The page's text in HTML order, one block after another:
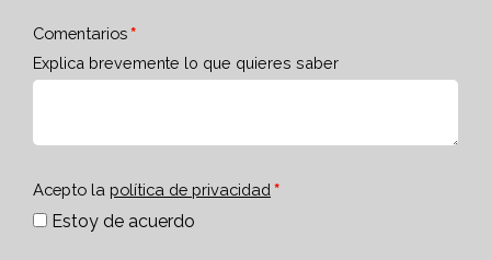
Comentarios
Explica brevemente lo que quieres saber
Acepto la política de privacidad
Estoy de acuerdo